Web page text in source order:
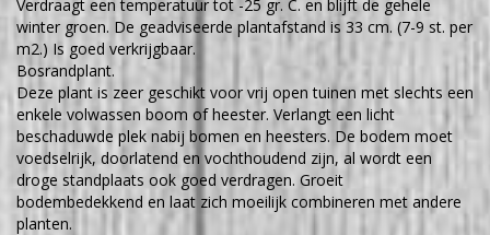
Verdraagt een temperatuur tot -25 gr. C. en blijft de gehele
winter groen. De geadviseerde plantafstand is 33 cm. (7-9 st. per
m2.) Is goed verkrijgbaar.
Bosrandplant.
Deze plant is zeer geschikt voor vrij open tuinen met slechts een
enkele volwassen boom of heester. Verlangt een licht
beschaduwde plek nabij bomen en heesters. De bodem moet
voedselrijk, doorlatend en vochthoudend zijn, al wordt een
droge standplaats ook goed verdragen. Groeit
bodembedekkend en laat zich moeilijk combineren met andere
planten.